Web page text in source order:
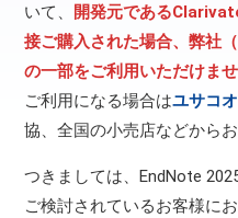
いて、 開発元である
接ご購入された場合、弊社
の一部をご利用いただけま
ご利用になる場合はユサコ
協、全国の小売店などから
つきましては、EndNote
ご検討されているお客様に